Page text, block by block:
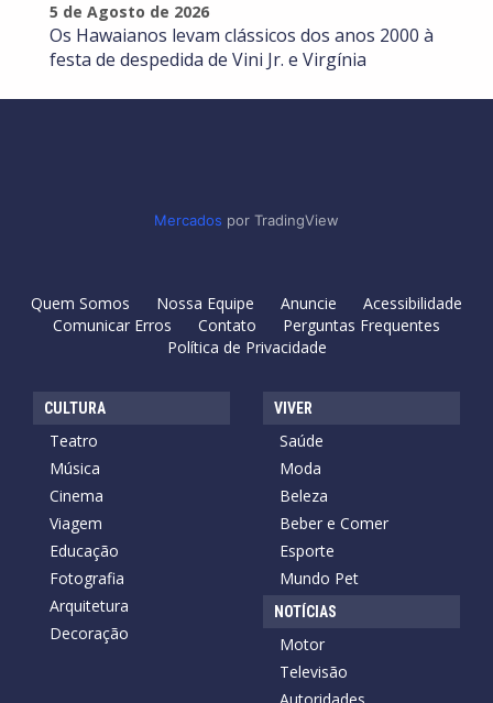
5 de Agosto de 2026
Os Hawaianos levam clássicos dos anos 2000 à
festa de despedida de Vini Jr. e Virgínia
Mercados por TradingView
Quem Somos Nossa Equipe Anuncie
Acessibilidade
Comunicar Erros
Contato
Perguntas Frequentes
Política de Privacidade
CULTURA
Teatro
Música
Cinema
Viagem
Educação
Fotografia
Arquitetura
Decoração
VIVER
Saúde
Moda
Beleza
Beber e Comer
Esporte
Mundo Pet
NOTÍCIAS
Motor
Televisão